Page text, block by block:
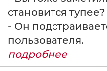
становится тупее?
- Он
пользователя.
подробнее